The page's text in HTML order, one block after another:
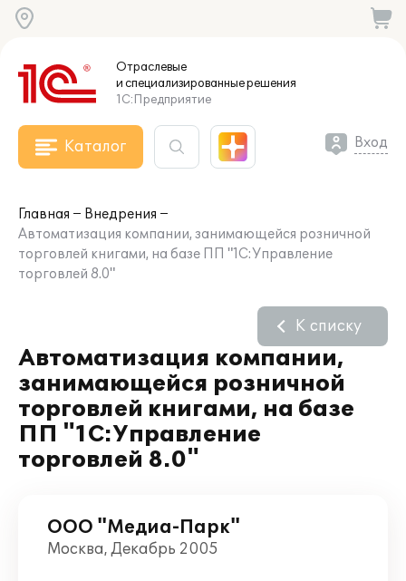
Отраслевые
и специализированныерешения
1С:Предприятие
Каталог Вход
Главная
Внедрения
Автоматизация компании, занимающейся розничной
торговлей книгами, на базе ПП "1С:Управление
торговлей 8.0"
Автоматизация компании,
занимающейся розничной
торговлей книгами, на базе
ПП "1С:Управление
торговлей 8.0"
К списку
ООО "Медиа-Парк"
Москва, Декабрь 2005